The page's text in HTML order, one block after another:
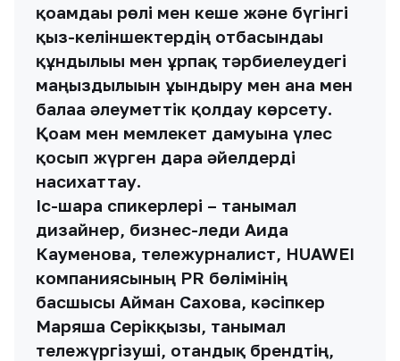
қоғамдағы рөлі мен кеше және бүгінгі
қыз-келіншектердің отбасындағы
құндылығы мен ұрпақ тәрбиелеудегі
маңыздылығын ұғындыру мен ана мен
балаға әлеуметтік қолдау көрсету.
Қоғам мен мемлекет дамуына үлес
қосып жүрген дара әйелдерді
насихаттау.
Іс-шара спикерлері – танымал
дизайнер, бизнес-леди Аида
Кауменова, тележурналист, HUAWEI
компаниясының PR бөлімінің
басшысы Айман Сахова, кәсіпкер
Маряша Серікқызы, танымал
тележүргізуші, отандық брендтің,